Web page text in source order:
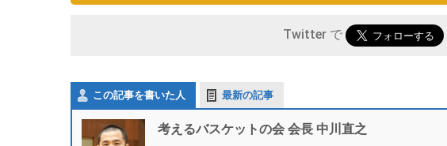
Twitter で
この記事を書いた人 最新の記事
考えるバスケットの会 会長 中川直之